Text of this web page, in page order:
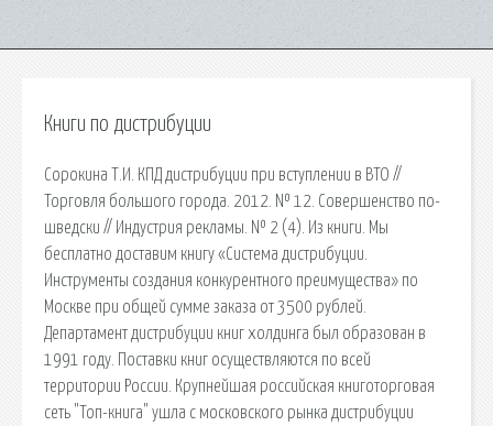
Книги по дистрибуции
Сорокина Т.И. КПД дистрибуции при вступлении в ВТО //
Торговля большого города. 2012. № 12. Совершенство по-
шведски // Индустрия рекламы. № 2 (4). Из книги. Мы
бесплатно доставим книгу «Система дистрибуции.
Инструменты создания конкурентного преимущества» по
Москве при общей сумме заказа от 3500 рублей.
Департамент дистрибуции книг холдинга был образован в
1991 году. Поставки книг осуществляются по всей
территории России. Крупнейшая российская книготорговая
сеть "Топ-книга" ушла с московского рынка дистрибуции